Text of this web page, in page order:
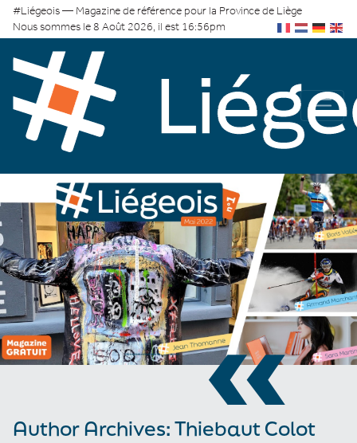
#Liégeois — Magazine de référence pour la Province de Liège
Nous sommes le 8 Août 2026, il est 16:56pm
«
Author Archives: Thiebaut Colot